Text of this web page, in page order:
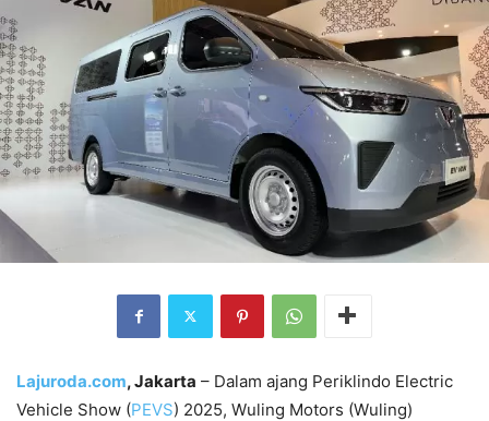
Lajuroda.com, Jakarta – Dalam ajang Periklindo Electric
Vehicle Show (PEVS) 2025, Wuling Motors (Wuling)